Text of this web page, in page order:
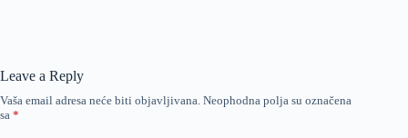
Leave a Reply
Vaša email adresa neće biti objavljivana. Neophodna polja su označena
sa *